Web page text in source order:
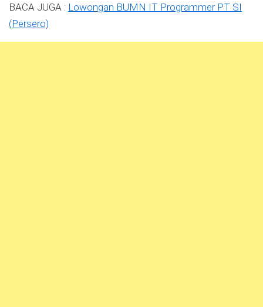
BACA JUGA : Lowongan BUMN IT Programmer PT SI
(Persero)